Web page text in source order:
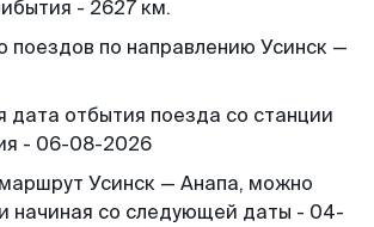
- 2627 км.
поездов по направлению Усинск —
отбытия поезда со станции
- 06-08-2026
Усинск — Анапа, можно
начиная со следующей даты - 04-